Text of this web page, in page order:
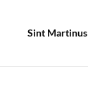
Sint Martinus